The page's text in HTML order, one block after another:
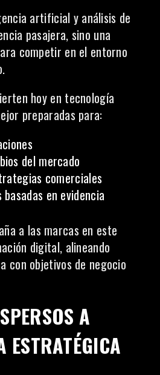
artificial y análisis de
pasajera, sino una
competir en el entorno
hoy en tecnología
preparadas para:
del mercado
comerciales
en evidencia
a las marcas en este
digital, alineando
con objetivos de negocio
A
ESTRATÉGICA